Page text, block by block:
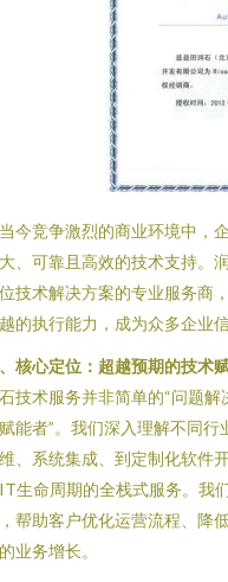
今竞争激烈的商业环境中，
、可靠且高效的技术支持。
技术解决方案的专业服务商
的执行能力，成为众多企业
核心定位：超越预期的技术
技术服务并非简单的“问题
能者”。我们深入理解不同
、系统集成、到定制化软件
生命周期的全栈式服务。我
帮助客户优化运营流程、降
业务增长。